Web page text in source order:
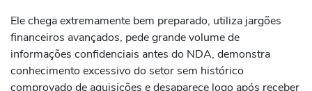
Ele chega extremamente bem preparado, utiliza jargões
financeiros avançados, pede grande volume de
informações confidenciais antes do NDA, demonstra
conhecimento excessivo do setor sem histórico
comprovado de aquisições e desaparece logo após receber